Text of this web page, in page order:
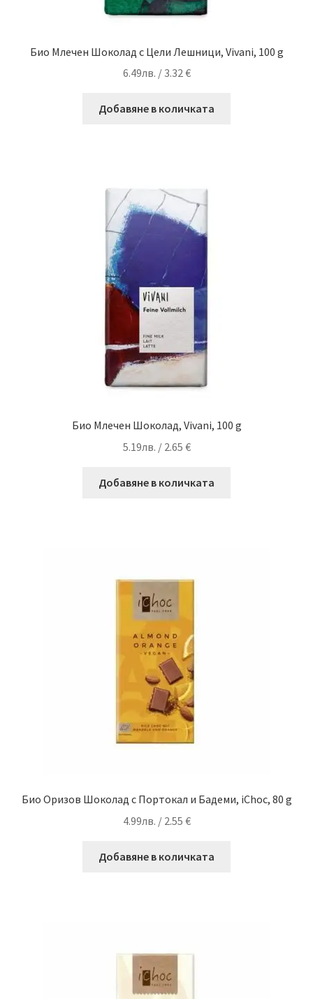
Био Млечен Шоколад с Цели Лешници, Vivani, 100 g
6.49лв. / 3.32 €
Добавяне в количката
Био Млечен Шоколад, Vivani, 100 g
5.19лв. / 2.65 €
Добавяне в количката
Био Оризов Шоколад с Портокал и Бадеми, iChoc, 80 g
4.99лв. / 2.55 €
Добавяне в количката